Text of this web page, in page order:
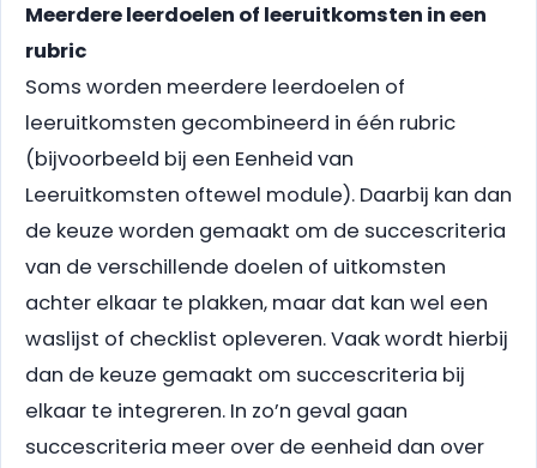
Meerdere leerdoelen of leeruitkomsten in een
rubric
Soms worden meerdere leerdoelen of
leeruitkomsten gecombineerd in één rubric
(bijvoorbeeld bij een Eenheid van
Leeruitkomsten oftewel module). Daarbij kan dan
de keuze worden gemaakt om de succescriteria
van de verschillende doelen of uitkomsten
achter elkaar te plakken, maar dat kan wel een
waslijst of checklist opleveren. Vaak wordt hierbij
dan de keuze gemaakt om succescriteria bij
elkaar te integreren. In zo’n geval gaan
succescriteria meer over de eenheid dan over